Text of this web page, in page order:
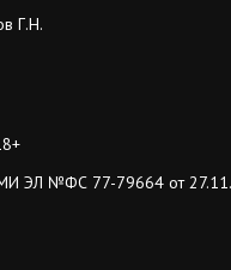
Г.Н.
ЭЛ №ФС 77-79664 от